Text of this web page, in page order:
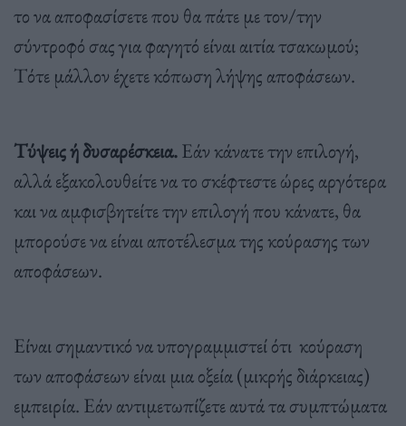
το να αποφασίσετε που θα πάτε με τον/την
σύντροφό σας για φαγητό είναι αιτία τσακωμού;
Τότε μάλλον έχετε κόπωση λήψης αποφάσεων.
Τύψεις ή δυσαρέσκεια.Εάν κάνατε την επιλογή,
αλλά εξακολουθείτε να το σκέφτεστε ώρες αργότερα
και να αμφισβητείτε την επιλογή που κάνατε, θα
μπορούσε να είναι αποτέλεσμα της κούρασης των
αποφάσεων.
Είναι σημαντικό να υπογραμμιστεί ότι κούραση
των αποφάσεων είναι μια οξεία (μικρής διάρκειας)
εμπειρία. Εάν αντιμετωπίζετε αυτά τα συμπτώματα